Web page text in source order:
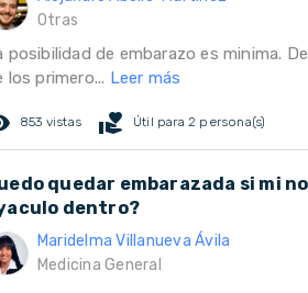
Otras
posibilidad de embarazo es minima.
los primero... Leer más
853 vistas volunteer_activism Útil para 2 persona(s)
quedar embarazada si mi
dentro?
Maridelma Villanueva Ávila
Medicina General